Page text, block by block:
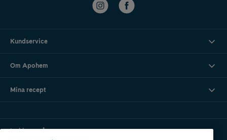
Kundservice
Om Apohem
Mina recept
Ladda ner vår app